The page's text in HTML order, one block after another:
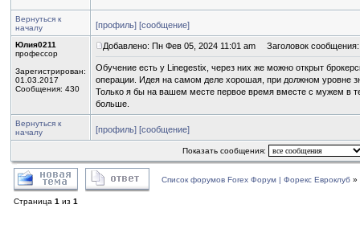
Вернуться к
началу
[профиль] [сообщение]
Юлия0211
профессор
Зарегистрирован:
01.03.2017
Сообщения: 430
Добавлено: Пн Фев 05, 2024 11:01 am Заголовок сообщения:
Обучение есть у Linegestix, через них же можно открыт
операции. Идея на самом деле хорошая, при должном уровне
Только я бы на вашем месте первое время вместе с мужем в
больше.
Вернуться к
началу
[профиль] [сообщение]
Показать сообщения:
Список форумов Forex Форум | Форекс Евроклуб »
Страница 1 из 1